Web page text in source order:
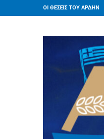
ΟΙ ΘΕΣΕΙΣ ΤΟΥ ΑΡΔΗΝ